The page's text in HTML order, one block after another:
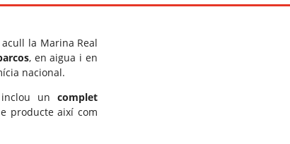
la Marina Real
, en aigua i en
nacional.
inclou uncomplet
producte així com